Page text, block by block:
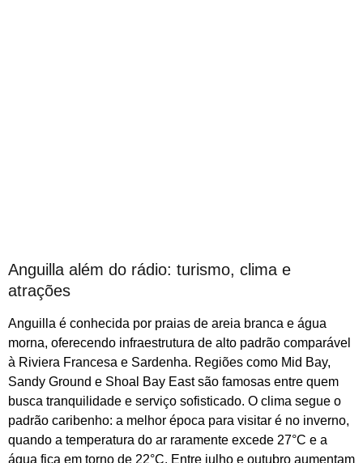
Anguilla além do rádio: turismo, clima e
atrações
Anguilla é conhecida por praias de areia branca e água
morna, oferecendo infraestrutura de alto padrão comparável
à Riviera Francesa e Sardenha. Regiões como Mid Bay,
Sandy Ground e Shoal Bay East são famosas entre quem
busca tranquilidade e serviço sofisticado. O clima segue o
padrão caribenho: a melhor época para visitar é no inverno,
quando a temperatura do ar raramente excede 27°C e a
água fica em torno de 22°C. Entre julho e outubro aumentam